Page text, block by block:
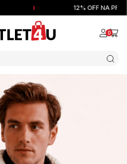
12% OFF NA PRIMEIRA
0